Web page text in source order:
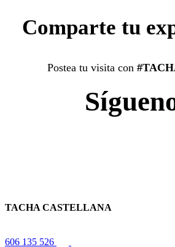
Comparte tu
Postea tu visita con
TACHA CASTELLANA
606 135 526